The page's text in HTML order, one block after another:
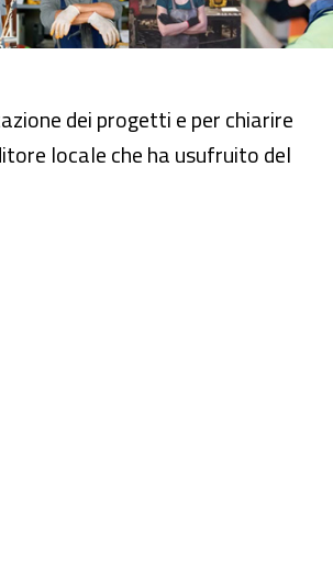
dei progetti e per chiarire
locale che ha usufruito del